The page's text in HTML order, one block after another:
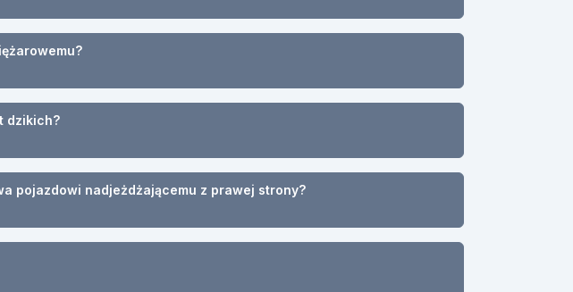
dzikich?
pojazdowi nadjeżdżającemu z prawej strony?